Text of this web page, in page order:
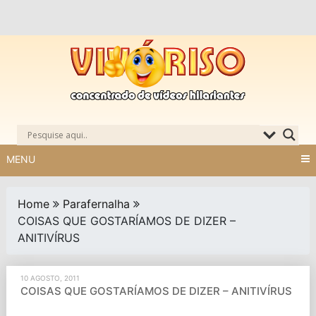
MENU
Home
Parafernalha
COISAS QUE GOSTARÍAMOS DE DIZER –
ANITIVÍRUS
10 AGOSTO, 2011
COISAS QUE GOSTARÍAMOS DE DIZER – ANITIVÍRUS